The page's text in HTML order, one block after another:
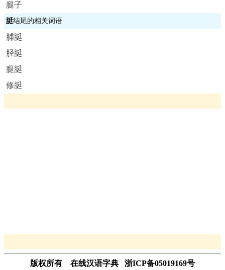
腿子
脡结尾的相关词语
脯脡
胫脡
腿脡
修脡
版权所有 在线汉语字典 浙ICP备05019169号